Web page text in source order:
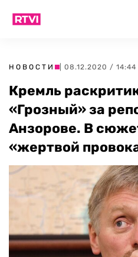
НОВОСТИ | 08.12.2020 / 14:44
Кремль
«Грозный» за
Анзорове. В
«жертвой